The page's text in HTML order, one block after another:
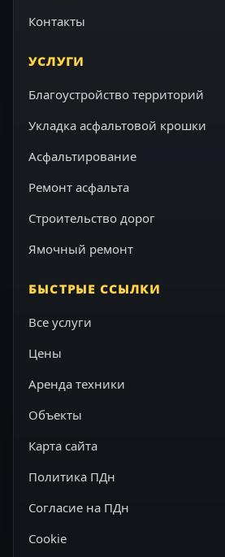
Контакты
УСЛУГИ
Благоустройство территорий
Укладка асфальтовой крошки
Асфальтирование
Ремонт асфальта
Строительство дорог
Ямочный ремонт
БЫСТРЫЕ ССЫЛКИ
Все услуги
Цены
Аренда техники
Объекты
Карта сайта
Политика ПДн
Согласие на ПДн
Cookie